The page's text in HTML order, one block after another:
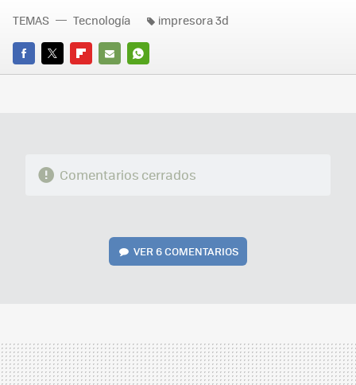
FACEBOOK
TWITTERFLIPBOARD
E-
WHATSAPP
TEMAS Tecnología impresora 3d
Comentarios cerrados
VER6 COMENTARIOS